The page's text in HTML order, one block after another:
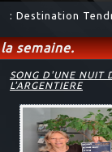
: Destination
la semaine.
SONG D'UNE NUIT
L'ARGENTIERE